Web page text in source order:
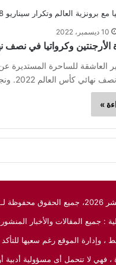
10 ديسمبر، 2022
وكرواتيا في نصف
العاشقة للساحرة المستديرة عن
العالم 2022. ونجح منتخب كرواتيا في…
»
الرياضي
: جميع المقالات والأخبار
، وإدارة الموقع رغم سعيها
، فهي لا تتحمل أى مسؤولية أدبية